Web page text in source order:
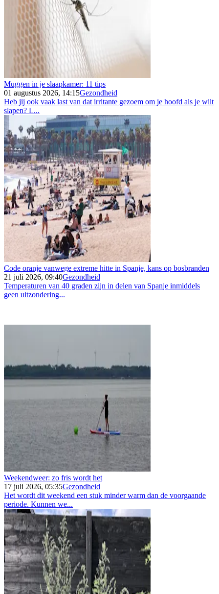
Muggen in je slaapkamer: 11 tips
01 augustus 2026, 14:15Gezondheid
Heb jij ook vaak last van dat irritante gezoem om je hoofd als je wilt
slapen? L...
Code oranje vanwege extreme hitte in Spanje, kans op bosbranden
21 juli 2026, 09:40Gezondheid
Temperaturen van 40 graden zijn in delen van Spanje inmiddels
geen uitzondering...
Weekendweer: zo fris wordt het
17 juli 2026, 05:35Gezondheid
Het wordt dit weekend een stuk minder warm dan de voorgaande
periode. Kunnen we...